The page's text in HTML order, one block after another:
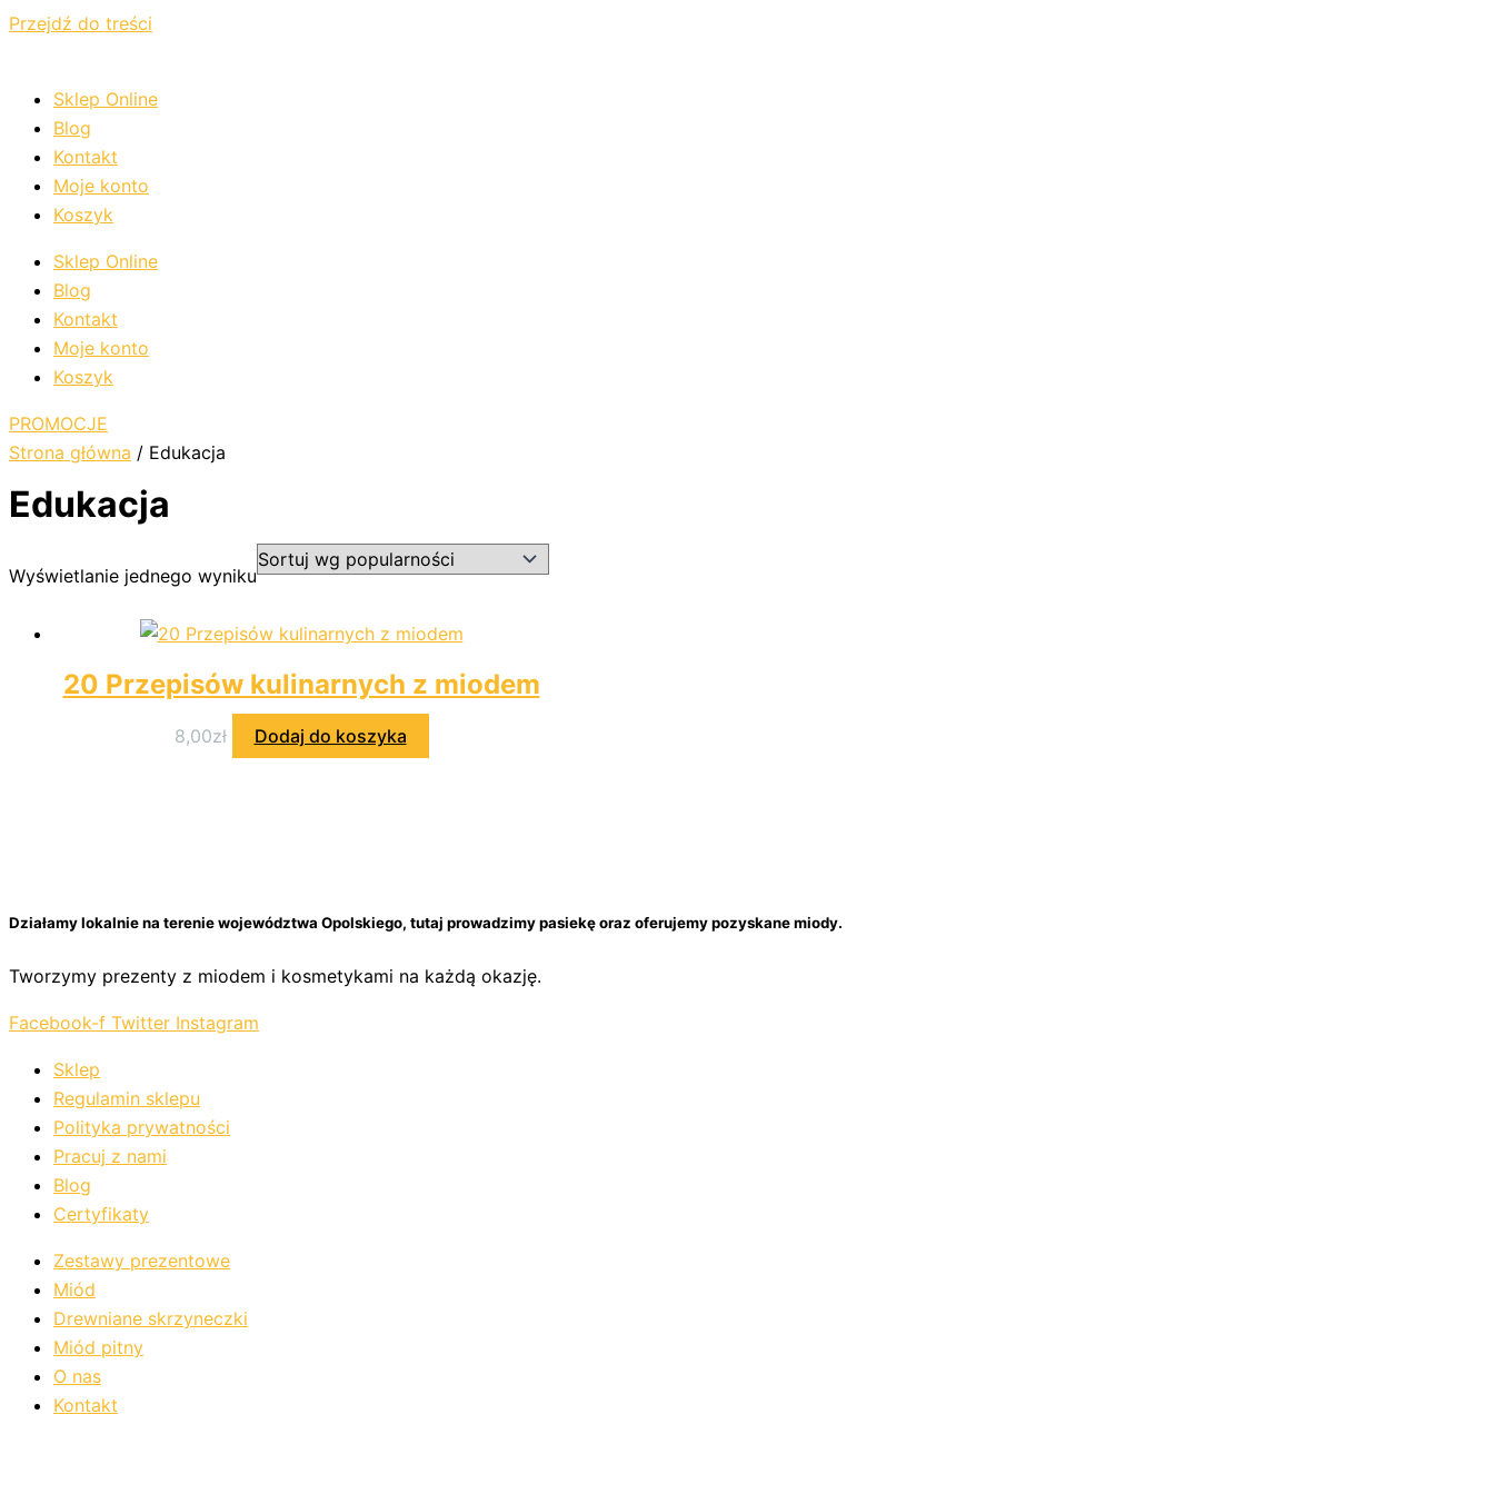
Przejdź do treści
Sklep Online
Blog
Kontakt
Moje konto
Koszyk
Sklep Online
Blog
Kontakt
Moje konto
Koszyk
PROMOCJE
Strona główna / Edukacja
Edukacja
Wyświetlanie jednego wyniku
20 Przepisów kulinarnych z miodem
8,00zł Dodaj do koszyka
Działamy lokalnie na terenie województwa Opolskiego, tutaj prowadzimy pasiekę oraz oferujemy pozyskane miody.
Tworzymy prezenty z miodem i kosmetykami na każdą okazję.
Facebook-f Twitter Instagram
Sklep
Regulamin sklepu
Polityka prywatności
Pracuj z nami
Blog
Certyfikaty
Zestawy prezentowe
Miód
Drewniane skrzyneczki
Miód pitny
O nas
Kontakt